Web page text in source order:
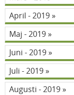
April - 2019
Maj - 2019
Juni - 2019
Juli - 2019
Augusti - 2019